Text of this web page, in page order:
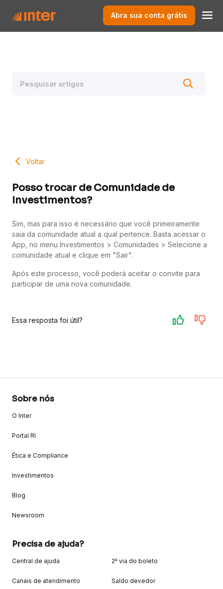
Abra sua conta grátis
Voltar
Posso trocar de Comunidade de
Investimentos?
Sim, mas para isso é necessário que você primeiramente
saia da comunidade atual a qual pertence. Basta acessar o
App, no menu Investimentos > Comunidades > Selecione a
comunidade atual e clique em "Sair".
Após este processo, você poderá aceitar o convite para
participar de uma nova comunidade.
Essa resposta foi útil?
Sobre nós
O Inter
Portal RI
Ética e Compliance
Investimentos
Blog
Newsroom
Precisa de ajuda?
Central de ajuda
Canais de atendimento
2ª via do boleto
Saldo devedor